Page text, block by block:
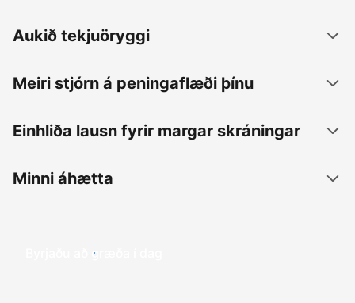
Aukið tekjuöryggi
Meiri stjórn á peningaflæði þínu
Einhliða lausn fyrir margar skráningar
Minni áhætta
Byrjaðu að græða í dag